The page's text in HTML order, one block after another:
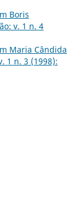
Boris
v. 1 n. 4
Maria Cândida
1 n. 3 (1998):